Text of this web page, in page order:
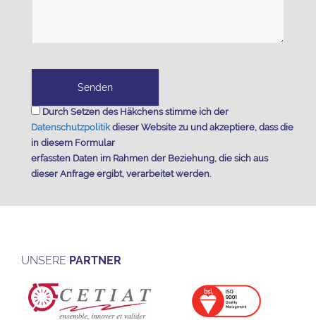
Durch Setzen des Häkchens stimme ich der
Datenschutzpolitikdieser Website zu und akzeptiere, dass die
in diesem Formular
erfassten Daten im Rahmen der Beziehung, die sich aus
dieser Anfrage ergibt, verarbeitet werden.
UNSERE PARTNER